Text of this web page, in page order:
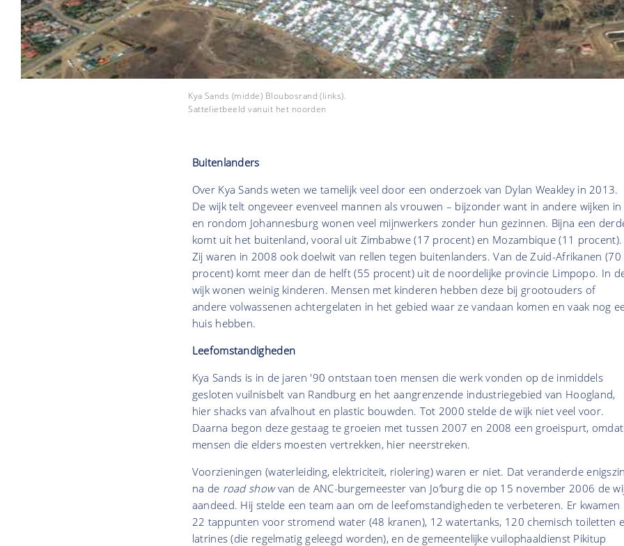
Kya Sands (midde) Bloubosrand (links).
Sattelietbeeld vanuit het noorden
Buitenlanders
Over Kya Sands weten we tamelijk veel door een onderzoek van Dylan Weakley in 2013.
De wijk telt ongeveer evenveel mannen als vrouwen – bijzonder want in andere wijken in
en rondom Johannesburg wonen veel mijnwerkers zonder hun gezinnen. Bijna een
komt uit het buitenland, vooral uit Zimbabwe (17 procent) en Mozambique (11 procent).
Zij waren in 2008 ook doelwit van rellen tegen buitenlanders. Van de Zuid-Afrikanen (70
procent) komt meer dan de helft (55 procent) uit de noordelijke provincie Limpopo. In
wijk wonen weinig kinderen. Mensen met kinderen hebben deze bij grootouders of
andere volwassenen achtergelaten in het gebied waar ze vandaan komen en vaak nog
huis hebben.
Leefomstandigheden
Kya Sands is in de jaren '90 ontstaan toen mensen die werk vonden op de inmiddels
gesloten vuilnisbelt van Randburg en het aangrenzende industriegebied van Hoogland,
hier shacks van afvalhout en plastic bouwden. Tot 2000 stelde de wijk niet veel voor.
Daarna begon deze gestaag te groeien met tussen 2007 en 2008 een groeispurt, omdat
mensen die elders moesten vertrekken, hier neerstreken.
Voorzieningen (waterleiding, elektriciteit, riolering) waren er niet. Dat veranderde
na de road showvan de ANC-burgemeester van Jo’burg die op 15 november 2006 de
aandeed. Hij stelde een team aan om de leefomstandigheden te verbeteren. Er kwamen
22 tappunten voor stromend water (48 kranen), 12 watertanks, 120 chemisch toiletten
latrines (die regelmatig geleegd worden), en de gemeentelijke vuilophaaldienst Pikitup